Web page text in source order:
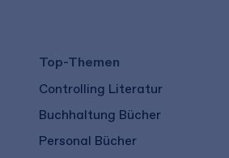
Top-Themen
Controlling Literatur
Buchhaltung Bücher
Personal Bücher